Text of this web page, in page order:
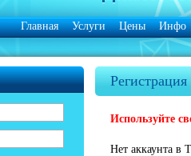
Главная Услуги Цены Инфо
Регистрация
Используйте
Нет аккаунта